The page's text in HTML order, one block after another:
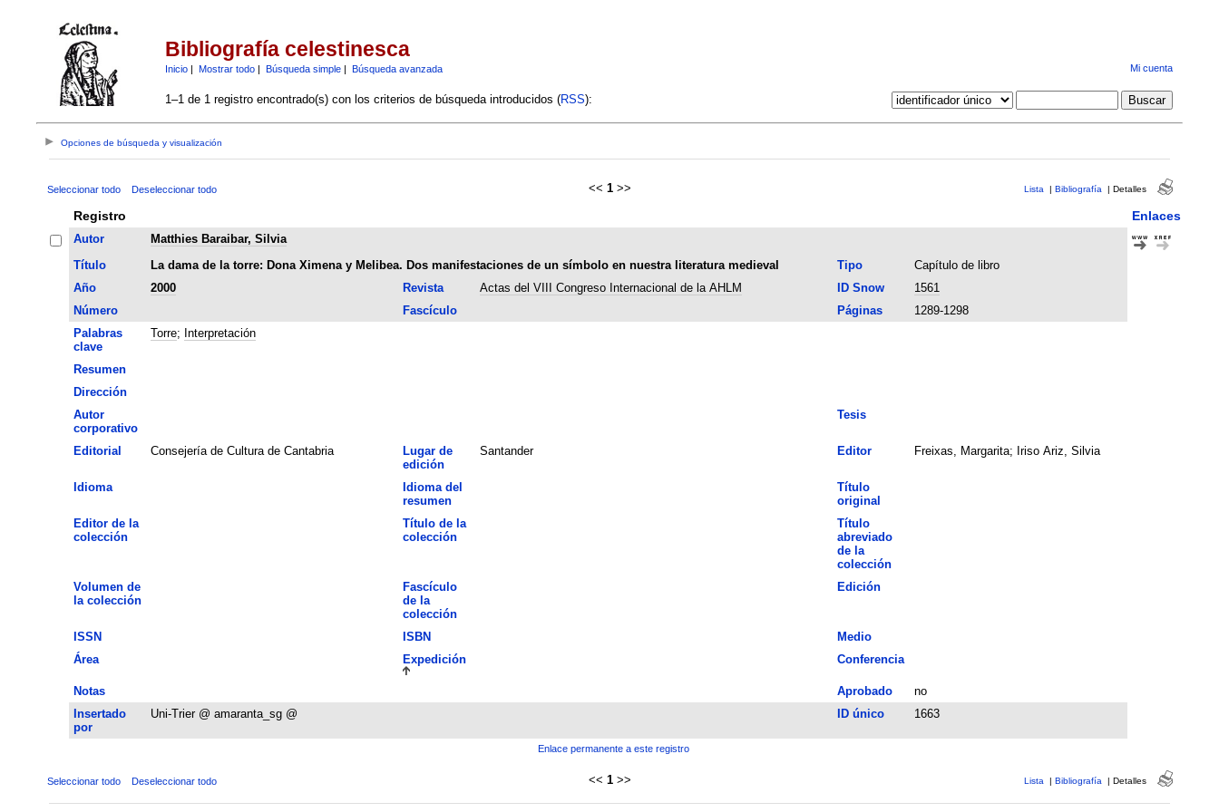
Bibliografía celestinesca
Inicio| Mostrar todo| Búsqueda simple| Búsqueda avanzada Mi cuenta
1–1 de 1 registro encontrado(s) con los criterios de búsqueda introducidos (RSS):
Opciones de búsqueda y visualización
Seleccionar todo Deseleccionar todo << 1 >> Lista | Bibliografía | Detalles
Registro Enlaces
Autor
Matthies Baraibar, Silvia
Título
La dama de la torre: Dona Ximena y Melibea. Dos manifestaciones de un símbolo en nuestra literatura medieval Tipo
Capítulo de libro
Año
2000 Revista Actas del VIII Congreso Internacional de la AHLM ID Snow
1561
Número
Fascículo Páginas
1289-1298
Palabras
clave
Torre; Interpretación
Resumen
Dirección
Autor
corporativo
Tesis
Editorial Consejería de Cultura de Cantabria
Lugar de
edición
Santander Editor Freixas, Margarita; Iriso Ariz, Silvia
Idioma
Idioma del
resumen
Título
original
Editor de la
colección
Título de la
colección
Título
abreviado
de la
colección
Volumen de
la colección
Fascículo
de la
colección
Edición
ISSN ISBN
Medio
Área
Expedición Conferencia
Notas Aprobado
no
Insertado
por
Uni-Trier @ amaranta_sg @ ID único 1663
Enlace permanente a este registro
Seleccionar todo Deseleccionar todo << 1 >> Lista | Bibliografía | Detalles